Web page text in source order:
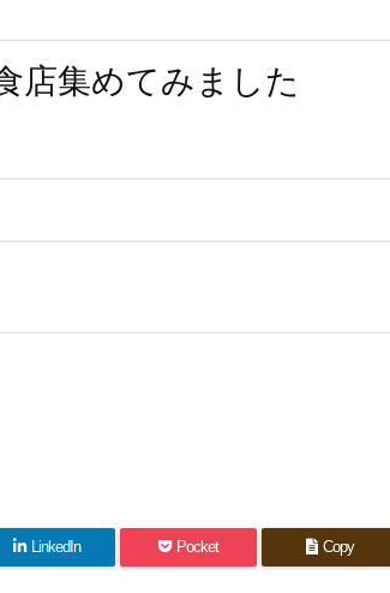
店集めてみました
LinkedIn Pocket Copy